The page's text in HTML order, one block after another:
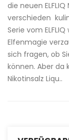
die neuen ELFLIQ
verschieden
Serie vom
Elfenmagie
sich fragen, ob
können. Aber da
Nikotinsalz Liqu..